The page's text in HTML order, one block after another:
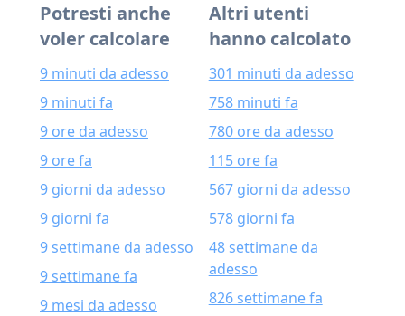
Potresti anche
voler calcolare
9 minuti da adesso
9 minuti fa
9 ore da adesso
9 ore fa
9 giorni da adesso
9 giorni fa
9 settimane da adesso
9 settimane fa
9 mesi da adesso
Altri utenti
hanno calcolato
301 minuti da adesso
758 minuti fa
780 ore da adesso
115 ore fa
567 giorni da adesso
578 giorni fa
48 settimane da
adesso
826 settimane fa